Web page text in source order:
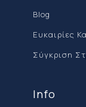
Blog
Ευκαιρίες
Σύγκριση
Info